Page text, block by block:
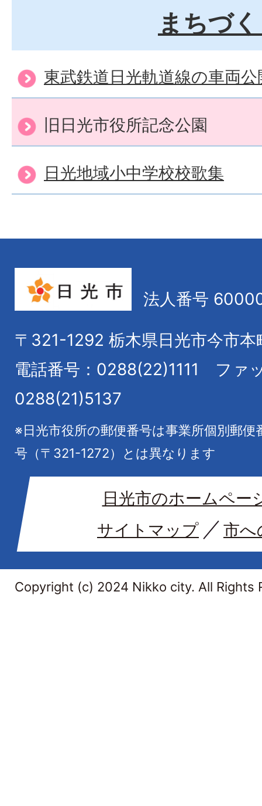
まちづ
東武鉄道日光軌道線の車両公
旧日光市役所記念公園
日光地域小中学校校歌集
法人番号
〒321-1292 栃木県日光市今市本
電話番号：0288(22)1111
ファ
0288(21)5137
※日光市役所の郵便番号は事業所個別郵
号（〒321-1272）とは異なります
日光市のホームペー
サイトマップ
市へ
Copyright (c) 2024 Nikko city. All Rights